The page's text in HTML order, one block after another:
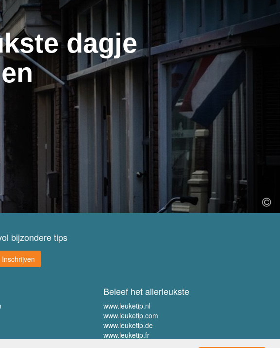
dagje
bijzondere tips
Inschrijven
Beleef het allerleukste
www.leuketip.nl
www.leuketip.com
www.leuketip.de
www.leuketip.fr